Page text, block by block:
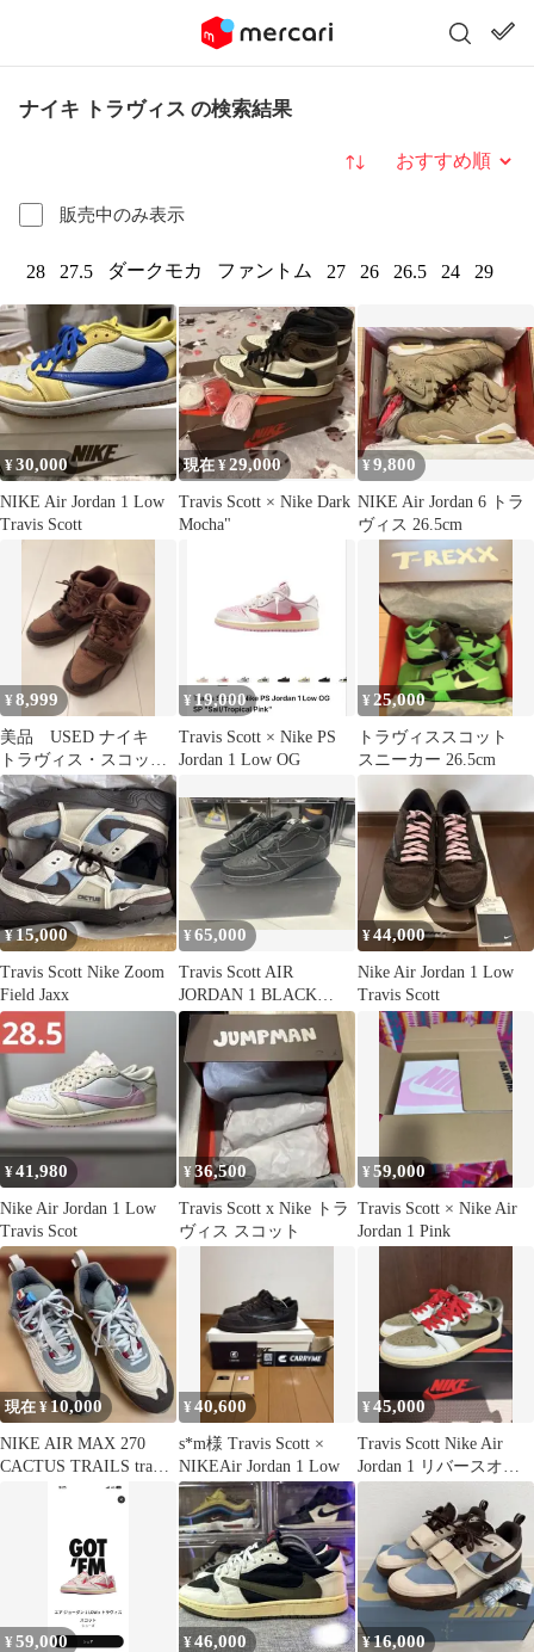
ナイキ トラヴィス の検索結果
販売中のみ表示
並び替え
28 27.5 ダークモカ ファントム 27 26 26.5 24 29
¥30,000
NIKE Air Jordan 1 Low
Travis Scott
現在 ¥29,000
Travis Scott × Nike Dark
Mocha"
¥9,800
NIKE Air Jordan 6 トラ
ヴィス 26.5cm
¥8,999
美品 USED ナイキ
トラヴィス・スコッ
ト エアトレーナー1
ブラウン
¥ 19,000
Travis Scott × Nike PS
Jordan 1 Low OG
¥ 25,000
トラヴィススコット
スニーカー 26.5cm
¥15,000
Travis Scott Nike Zoom
Field Jaxx
¥65,000
Travis Scott AIR
JORDAN 1 BLACK
PHANTOM
¥44,000
Nike Air Jordan 1 Low
Travis Scott
¥41,980
Nike Air Jordan 1 Low
Travis Scot
¥36,500
Travis Scott x Nike トラ
ヴィス スコット
¥59,000
Travis Scott × Nike Air
Jordan 1 Pink
現在 ¥10,000
NIKE AIR MAX 270
CACTUS TRAILS travis
¥40,600
s*m様 Travis Scott ×
NIKEAir Jordan 1 Low
¥45,000
Travis Scott Nike Air
Jordan 1 リバースオリ
ーブ
¥59,000 ¥46,000 ¥16,000